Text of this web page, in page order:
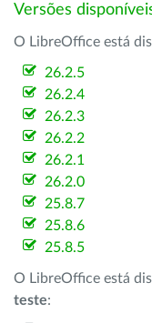
Versões
O LibreOffice está
26.2.5
26.2.4
26.2.3
26.2.2
26.2.1
26.2.0
25.8.7
25.8.6
25.8.5
O LibreOffice está
teste: